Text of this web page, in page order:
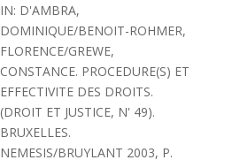
IN: D'AMBRA,
DOMINIQUE/BENOIT-ROHMER,
FLORENCE/GREWE,
CONSTANCE. PROCEDURE(S) ET
EFFECTIVITE DES DROITS.
(DROIT ET JUSTICE, N' 49).
BRUXELLES.
NEMESIS/BRUYLANT 2003, P.